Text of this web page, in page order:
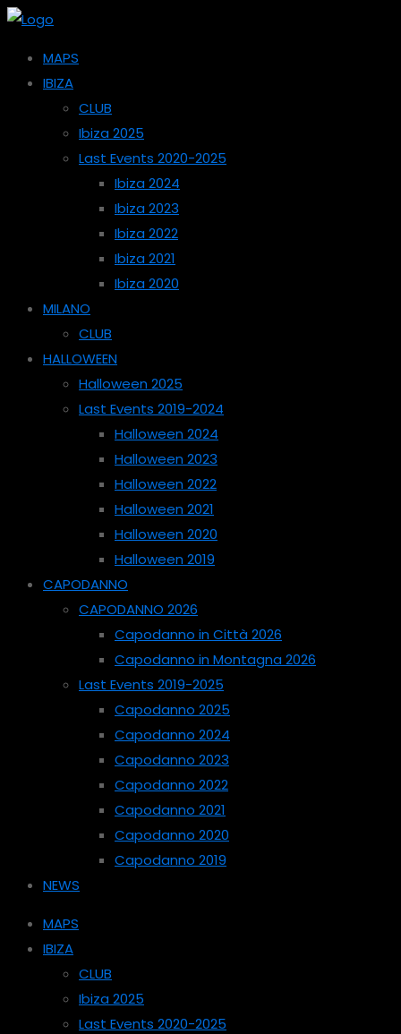
MAPS
IBIZA
CLUB
Ibiza 2025
Last Events 2020-2025
Ibiza 2024
Ibiza 2023
Ibiza 2022
Ibiza 2021
Ibiza 2020
MILANO
CLUB
HALLOWEEN
Halloween 2025
Last Events 2019-2024
Halloween 2024
Halloween 2023
Halloween 2022
Halloween 2021
Halloween 2020
Halloween 2019
CAPODANNO
CAPODANNO 2026
Capodanno in Città 2026
Capodanno in Montagna 2026
Last Events 2019-2025
Capodanno 2025
Capodanno 2024
Capodanno 2023
Capodanno 2022
Capodanno 2021
Capodanno 2020
Capodanno 2019
NEWS
MAPS
IBIZA
CLUB
Ibiza 2025
Last Events 2020-2025